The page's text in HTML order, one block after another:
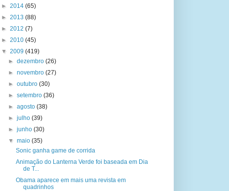
► 2014 (65)
► 2013 (88)
► 2012 (7)
► 2010 (45)
▼ 2009 (419)
►dezembro(26)
►novembro(27)
►outubro(30)
►setembro(36)
►agosto(38)
►julho(39)
►junho(30)
▼maio(35)
Sonic ganha game de corrida
Animação do Lanterna Verde foi baseada em Dia
de T...
Obama aparece em mais uma revista em
quadrinhos